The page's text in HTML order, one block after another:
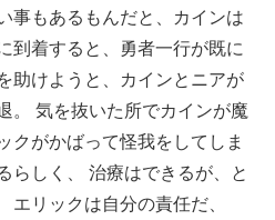
事もあるもんだと、カインは
到着すると、勇者一行が既に
助けようと、カインとニアが
。 気を抜いた所でカインが魔
クがかばって怪我をしてしま
らしく、 治療はできるが、と
エリックは自分の責任だ、